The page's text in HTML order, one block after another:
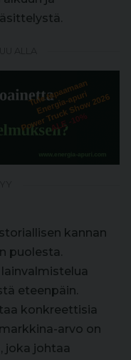
kannan
puolesta.
eteenpäin.
konkreettisia
arvo on
joka johtaa